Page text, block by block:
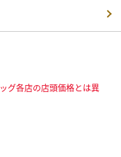
グ各店の店頭価格とは異